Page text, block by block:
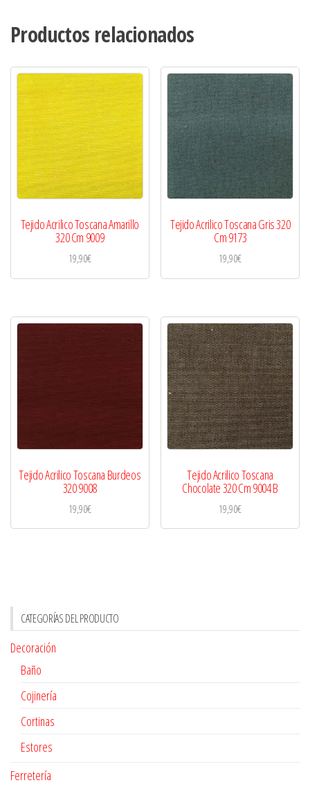
Productos relacionados
Tejido Acrilico Toscana Amarillo
320 Cm 9009
19,90€
Tejido Acrilico Toscana Gris 320
Cm 9173
19,90€
Tejido Acrilico Toscana Burdeos
320 9008
19,90€
Tejido Acrilico Toscana
Chocolate 320 Cm 9004 B
19,90€
CATEGORÍAS DEL PRODUCTO
Decoración
Baño
Cojinería
Cortinas
Estores
Ferretería